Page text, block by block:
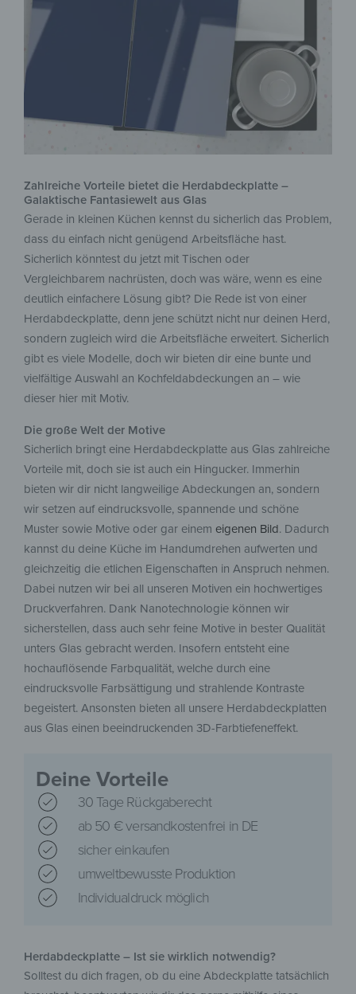
Zahlreiche Vorteile bietet die Herdabdeckplatte –
Galaktische Fantasiewelt aus Glas
Gerade in kleinen Küchen kennst du sicherlich das Problem,
dass du einfach nicht genügend Arbeitsfläche hast.
Sicherlich könntest du jetzt mit Tischen oder
Vergleichbarem nachrüsten, doch was wäre, wenn es eine
deutlich einfachere Lösung gibt? Die Rede ist von einer
Herdabdeckplatte, denn jene schützt nicht nur deinen Herd,
sondern zugleich wird die Arbeitsfläche erweitert. Sicherlich
gibt es viele Modelle, doch wir bieten dir eine bunte und
vielfältige Auswahl an Kochfeldabdeckungen an – wie
dieser hier mit Motiv.
Die große Welt der Motive
Sicherlich bringt eine Herdabdeckplatte aus Glas zahlreiche
Vorteile mit, doch sie ist auch ein Hingucker. Immerhin
bieten wir dir nicht langweilige Abdeckungen an, sondern
wir setzen auf eindrucksvolle, spannende und schöne
Muster sowie Motive oder gar einem eigenen Bild. Dadurch
kannst du deine Küche im Handumdrehen aufwerten und
gleichzeitig die etlichen Eigenschaften in Anspruch nehmen.
Dabei nutzen wir bei all unseren Motiven ein hochwertiges
Druckverfahren. Dank Nanotechnologie können wir
sicherstellen, dass auch sehr feine Motive in bester Qualität
unters Glas gebracht werden. Insofern entsteht eine
hochauflösende Farbqualität, welche durch eine
eindrucksvolle Farbsättigung und strahlende Kontraste
begeistert. Ansonsten bieten all unsere Herdabdeckplatten
aus Glas einen beeindruckenden 3D-Farbtiefeneffekt.
Deine Vorteile
30 Tage Rückgaberecht
ab 50 € versandkostenfrei in DE
sicher einkaufen
umweltbewusste Produktion
Individualdruck möglich
Herdabdeckplatte – Ist sie wirklich notwendig?
Solltest du dich fragen, ob du eine Abdeckplatte tatsächlich